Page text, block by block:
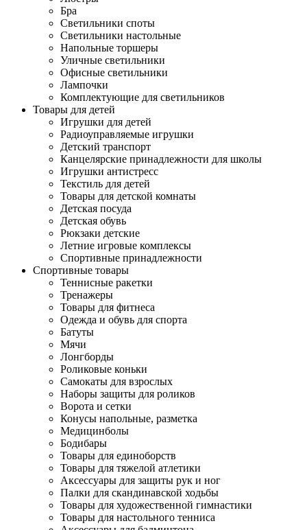
Бра
Светильники споты
Светильники настольные
Напольные торшеры
Уличные светильники
Офисные светильники
Лампочки
Комплектующие для светильников
Товары для детей
Игрушки для детей
Радиоуправляемые игрушки
Детский транспорт
Канцелярские принадлежности для школы
Игрушки антистресс
Текстиль для детей
Товары для детской комнаты
Детская посуда
Детская обувь
Рюкзаки детские
Летние игровые комплексы
Спортивные принадлежности
Спортивные товары
Теннисные ракетки
Тренажеры
Товары для фитнеса
Одежда и обувь для спорта
Батуты
Мячи
Лонгборды
Роликовые коньки
Самокаты для взрослых
Наборы защиты для роликов
Ворота и сетки
Конусы напольные, разметка
Медицинболы
Бодибары
Товары для единоборств
Товары для тяжелой атлетики
Аксессуары для защиты рук и ног
Палки для скандинавской ходьбы
Товары для художественной гимнастики
Товары для настольного тенниса